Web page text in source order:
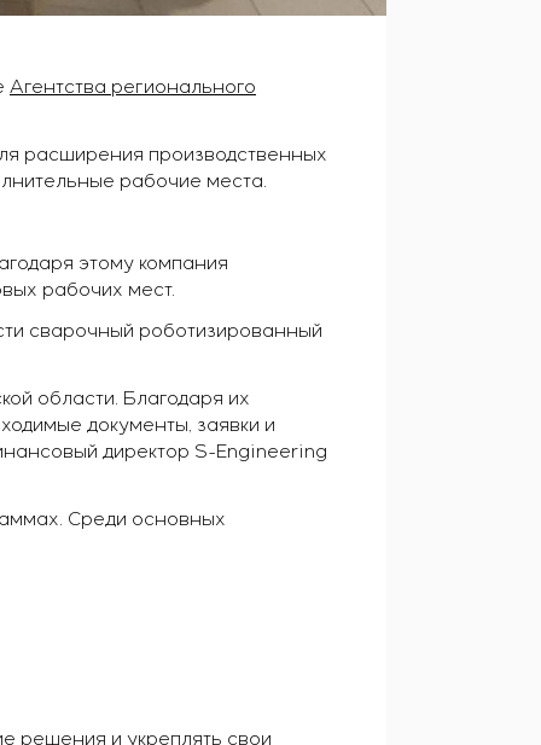
Агентства регионального
расширения производственных
рабочие места.
этому компания
рабочих мест.
сварочный роботизированный
области. Благодаря их
документы, заявки и
директор S-Engineering
Среди основных
решения и укреплять свои